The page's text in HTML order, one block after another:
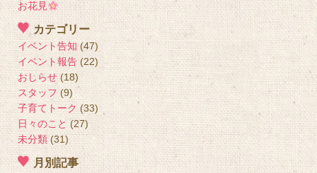
お花見
カテゴリー
イベント告知 (47)
イベント報告 (22)
おしらせ (18)
スタッフ (9)
子育てトーク (33)
日々のこと (27)
未分類(31)
月別記事